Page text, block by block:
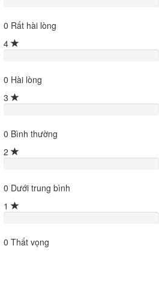
0 Rất hài lòng
4
0 Hài lòng
3
0 Bình thường
2
0 Dưới trung bình
1
0 Thất vọng